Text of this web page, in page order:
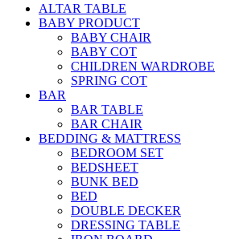
ALTAR TABLE
BABY PRODUCT
BABY CHAIR
BABY COT
CHILDREN WARDROBE
SPRING COT
BAR
BAR TABLE
BAR CHAIR
BEDDING & MATTRESS
BEDROOM SET
BEDSHEET
BUNK BED
BED
DOUBLE DECKER
DRESSING TABLE